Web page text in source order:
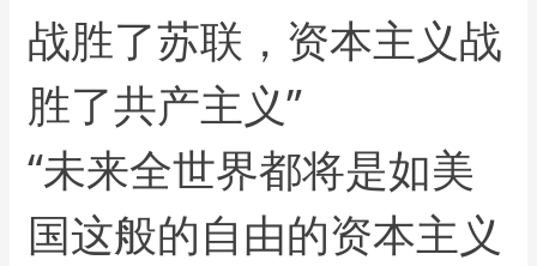
战胜了苏联，资本主义战
胜了共产主义”
“未来全世界都将是如美
国这般的自由的资本主义